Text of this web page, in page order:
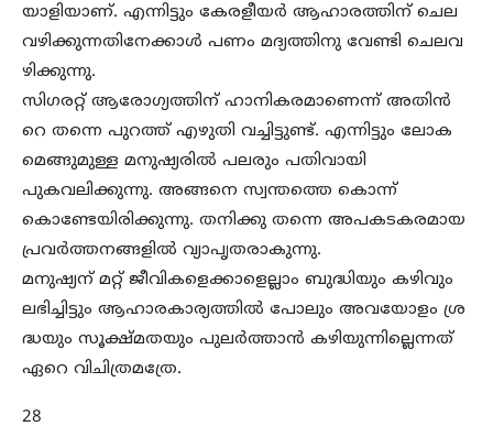
യാളിയാണ്. എന്നിട്ടും കേരളീയർ ആഹാരത്തിന് ചെല
വഴിക്കുന്നതിനേക്കാൾ പണം മദ്യത്തിനു വേണ്ടി ചെലവ
ഴിക്കുന്നു.
സിഗരറ്റ് ആരോഗ്യത്തിന് ഹാനികരമാണെന്ന് അതിൻ
റെ തന്നെ പുറത്ത് എഴുതി വച്ചിട്ടുണ്ട്. എന്നിട്ടും ലോക
മെങ്ങുമുള്ള മനുഷ്യരിൽ പലരും പതിവായി
പുകവലിക്കുന്നു. അങ്ങനെ സ്വന്തത്തെ കൊന്ന്
കൊണ്ടേയിരിക്കുന്നു. തനിക്കു തന്നെ അപകടകരമായ
പ്രവർത്തനങ്ങളിൽ വ്യാപൃതരാകുന്നു.
മനുഷ്യന് മറ്റ് ജീവികളെക്കാളെല്ലാം ബുദ്ധിയും കഴിവും
ലഭിച്ചിട്ടും ആഹാരകാര്യത്തിൽ പോലും അവയോളം ശ്ര
ദ്ധയും സൂക്ഷ്മതയും പുലർത്താൻ കഴിയുന്നില്ലെന്നത്
ഏറെ വിചിത്രമത്രേ.
28